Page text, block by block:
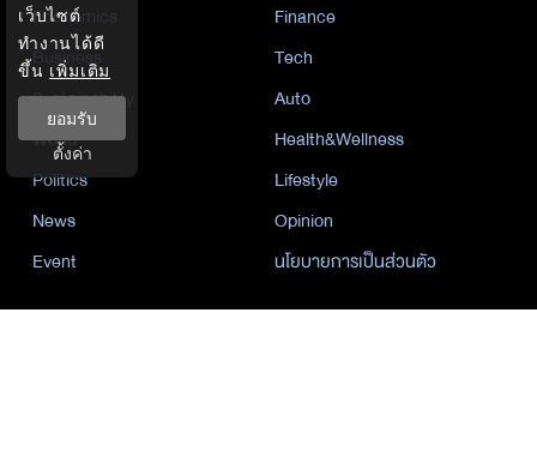
Economics
Finance
Business
Tech
Sustainability
Auto
World
Health&Wellness
Politics
Lifestyle
News
Opinion
Event
นโยบายการเป็นส่วนตัว
นิยาย by KaweBook
เว็บไซต์
ทำงานได้ดี
ขึ้น เพิ่มเติม
ยอมรับ
ตั้งค่า